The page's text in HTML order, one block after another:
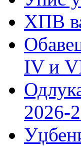
ХПВ
IV и
2026-